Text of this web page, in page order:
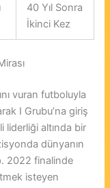
40 Yıl Sonra
İkinci Kez
vuran futboluyla
I Grubu’na giriş
liderliği altında bir
dünyanın
2022 finalinde
isteyen